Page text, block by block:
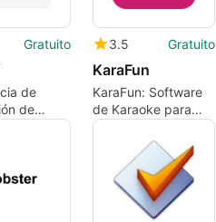
Gratuito
de
de
en
3.5 Gratuito
KaraFun
KaraFun: Software
de Karaoke para
Mac